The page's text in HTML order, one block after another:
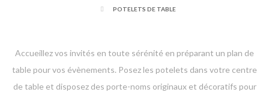
POTELETS DE TABLE
Accueillez vos invités en toute sérénité en préparant un plan de
table pour vos évènements. Posez les potelets dans votre centre
de table et disposez des porte-noms originaux et décoratifs pour